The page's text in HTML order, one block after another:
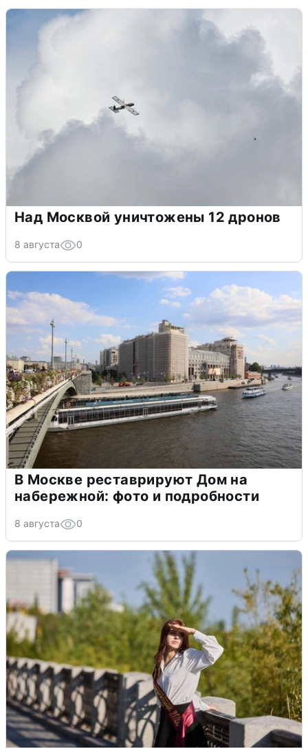
Над Москвой уничтожены 12 дронов
8 августа 0
В Москве реставрируют Дом на
набережной: фото и подробности
8 августа 0